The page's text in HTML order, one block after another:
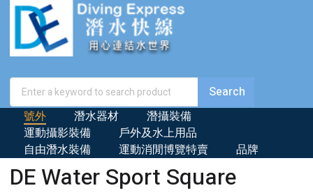
號外 潛水器材
潛攝裝備
運動攝影裝備
戶外及水上用品
自由潛水裝備
運動消閒博覽特賣 品牌
DE Water Sport Square